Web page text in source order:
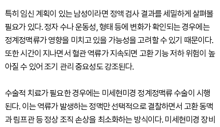
특히 임신 계획이 있는 남성이라면 정액 검사 결과를 세밀하게 살펴볼
필요가 있다. 정자 수나 운동성, 형태 등에 변화가 확인되는 경우에는
정계정맥류가 영향을 미치고 있을 가능성을 고려할 수 있기 때문이다.
또한 시간이 지나면서 혈관 역류가 지속되면 고환 기능 저하 위험이 높
아질 수 있어 조기 관리 중요성도 강조된다.
수술적 치료가 필요한 경우에는 미세현미경 정계정맥류 수술이 시행
된다. 이는 역류가 발생하는 정맥만 선택적으로 결찰하면서 고환 동맥
과 림프관 등 정상 조직 손상을 최소화하는 방식이다. 미세현미경 장비